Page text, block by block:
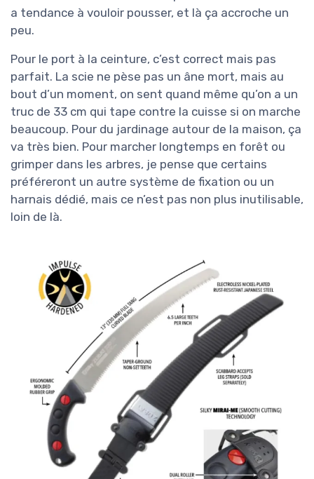
a tendance à vouloir pousser, et là ça accroche un
peu.
Pour le port à la ceinture, c’est correct mais pas
parfait. La scie ne pèse pas un âne mort, mais au
bout d’un moment, on sent quand même qu’on a un
truc de 33 cm qui tape contre la cuisse si on marche
beaucoup. Pour du jardinage autour de la maison, ça
va très bien. Pour marcher longtemps en forêt ou
grimper dans les arbres, je pense que certains
préféreront un autre système de fixation ou un
harnais dédié, mais ce n’est pas non plus inutilisable,
loin de là.